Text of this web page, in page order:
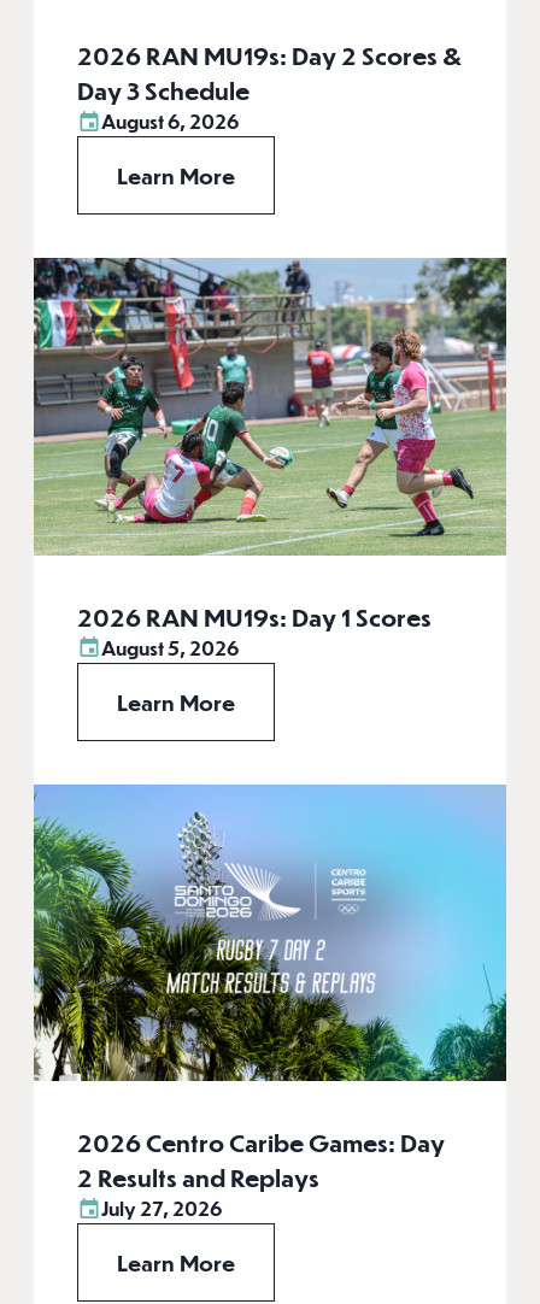
2026 RAN MU19s: Day 2 Scores &
Day 3 Schedule
August 6, 2026
Learn More
2026 RAN MU19s: Day 1 Scores
August 5, 2026
Learn More
2026 Centro Caribe Games: Day
2 Results and Replays
July 27, 2026
Learn More